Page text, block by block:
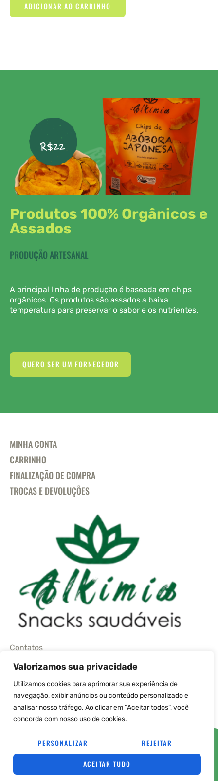
Valorizamos sua privacidade
Utilizamos cookies para aprimorar sua experiência de
navegação, exibir anúncios ou conteúdo personalizado e
analisar nosso tráfego. Ao clicar em “Aceitar todos”, você
concorda com nosso uso de cookies.
PERSONALIZAR REJEITAR
ACEITAR TUDO
ADICIONAR AO CARRINHO
R$22
Produtos 100% Orgânicos e
Assados
PRODUÇÃO ARTESANAL
A principal linha de produção é baseada em chips
orgânicos. Os produtos são assados a baixa
temperatura para preservar o sabor e os nutrientes.
QUERO SER UM FORNECEDOR
MINHA CONTA
CARRINHO
FINALIZAÇÃO DE COMPRA
TROCAS E DEVOLUÇÕES
Contatos
(11) 95664-4480
sac@alkimiaprodutosnaturais.com.br
CRIAÇÃO DE SITES